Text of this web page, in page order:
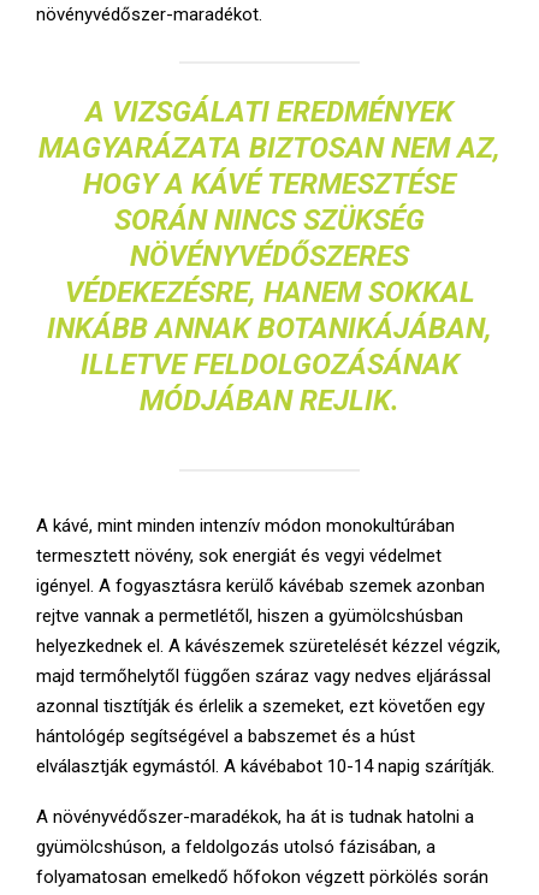
növényvédőszer-maradékot.
A VIZSGÁLATI EREDMÉNYEK
MAGYARÁZATA BIZTOSAN NEM AZ,
HOGY A KÁVÉ TERMESZTÉSE
SORÁN NINCS SZÜKSÉG
NÖVÉNYVÉDŐSZERES
VÉDEKEZÉSRE, HANEM SOKKAL
INKÁBB ANNAK BOTANIKÁJÁBAN,
ILLETVE FELDOLGOZÁSÁNAK
MÓDJÁBAN REJLIK.
A kávé, mint minden intenzív módon monokultúrában
termesztett növény, sok energiát és vegyi védelmet
igényel. A fogyasztásra kerülő kávébab szemek azonban
rejtve vannak a permetlétől, hiszen a gyümölcshúsban
helyezkednek el. A kávészemek szüretelését kézzel végzik,
majd termőhelytől függően száraz vagy nedves eljárással
azonnal tisztítják és érlelik a szemeket, ezt követően egy
hántológép segítségével a babszemet és a húst
elválasztják egymástól. A kávébabot 10-14 napig szárítják.
A növényvédőszer-maradékok, ha át is tudnak hatolni a
gyümölcshúson, a feldolgozás utolsó fázisában, a
folyamatosan emelkedő hőfokon végzett pörkölés során